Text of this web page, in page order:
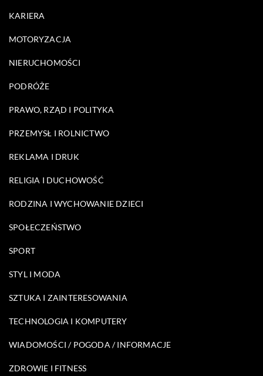
KARIERA
MOTORYZACJA
NIERUCHOMOŚCI
PODRÓŻE
PRAWO, RZĄD I POLITYKA
PRZEMYSŁ I ROLNICTWO
REKLAMA I DRUK
RELIGIA I DUCHOWOŚĆ
RODZINA I WYCHOWANIE DZIECI
SPOŁECZEŃSTWO
SPORT
STYL I MODA
SZTUKA I ZAINTERESOWANIA
TECHNOLOGIA I KOMPUTERY
WIADOMOŚCI / POGODA / INFORMACJE
ZDROWIE I FITNESS